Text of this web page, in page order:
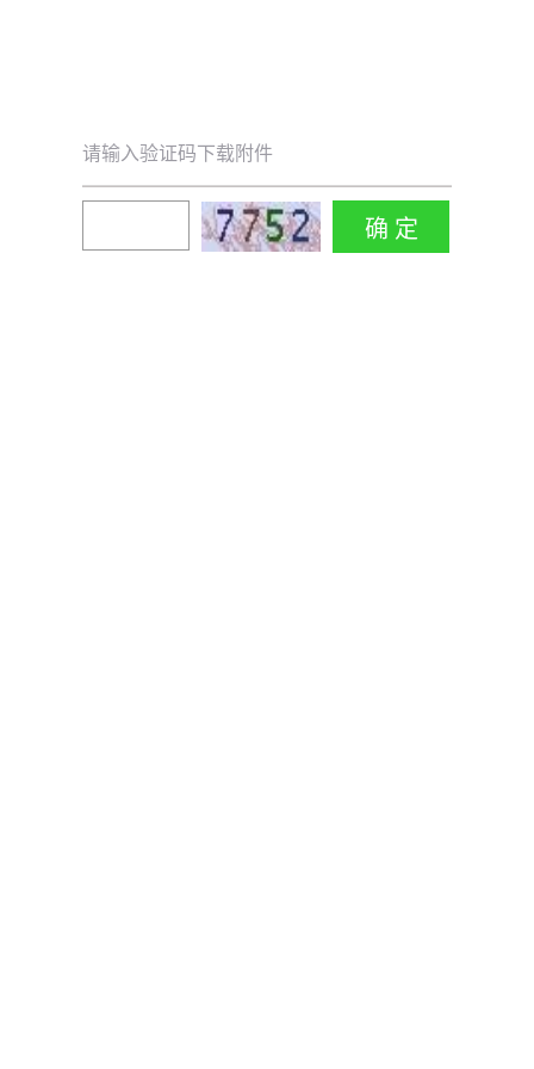
请输入验证码下载附件